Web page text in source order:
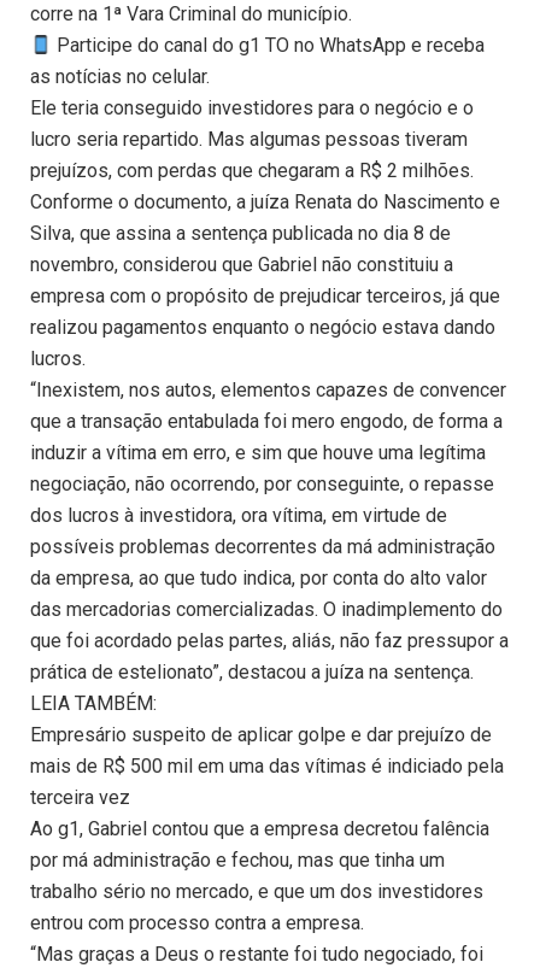
corre na 1ª Vara Criminal do município.
Participe do canal do g1 TO no WhatsApp e receba
as notícias no celular.
Ele teria conseguido investidores para o negócio e o
lucro seria repartido. Mas algumas pessoas tiveram
prejuízos, com perdas que chegaram a R$ 2 milhões.
Conforme o documento, a juíza Renata do Nascimento e
Silva, que assina a sentença publicada no dia 8 de
novembro, considerou que Gabriel não constituiu a
empresa com o propósito de prejudicar terceiros, já que
realizou pagamentos enquanto o negócio estava dando
lucros.
“Inexistem, nos autos, elementos capazes de convencer
que a transação entabulada foi mero engodo, de forma a
induzir a vítima em erro, e sim que houve uma legítima
negociação, não ocorrendo, por conseguinte, o repasse
dos lucros à investidora, ora vítima, em virtude de
possíveis problemas decorrentes da má administração
da empresa, ao que tudo indica, por conta do alto valor
das mercadorias comercializadas. O inadimplemento do
que foi acordado pelas partes, aliás, não faz pressupor a
prática de estelionato”, destacou a juíza na sentença.
LEIA TAMBÉM:
Empresário suspeito de aplicar golpe e dar prejuízo de
mais de R$ 500 mil em uma das vítimas é indiciado pela
terceira vez
Ao g1, Gabriel contou que a empresa decretou falência
por má administração e fechou, mas que tinha um
trabalho sério no mercado, e que um dos investidores
entrou com processo contra a empresa.
“Mas graças a Deus o restante foi tudo negociado, foi